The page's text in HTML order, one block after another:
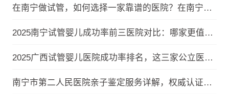
在南宁做试管，如何选择一家靠谱的医院？在南宁做试管，如何选择一家靠谱的医院？
2025南宁试管婴儿成功率前三医院对比：哪家更值得选？2025南宁试管婴儿成功率前三医院对比：哪家更值得选？
2025广西试管婴儿医院成功率排名，这三家公立医院成功率超60%2025广西试管婴儿医院成功率排名，这三家公立医院成功率超60%
南宁市第二人民医院亲子鉴定服务详解，权威认证更放心！南宁市第二人民医院亲子鉴定服务详解，权威认证更放心！